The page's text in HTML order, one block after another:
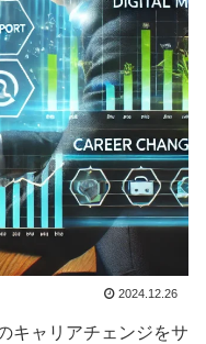
2024.12.26
キャリアチェンジをサ